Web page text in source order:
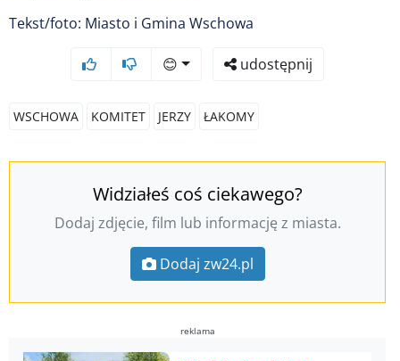
Tekst/foto: Miasto i Gmina Wschowa
😊 udostępnij
WSCHOWA KOMITET JERZY ŁAKOMY
Widziałeś coś ciekawego?
Dodaj zdjęcie, film lub informację z miasta.
Dodaj zw24.pl
reklama